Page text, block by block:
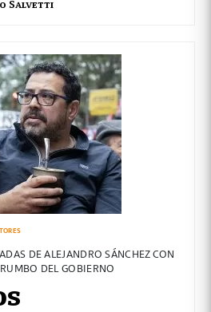
Salvetti
DE ALEJANDRO SÁNCHEZ CON
DEL GOBIERNO